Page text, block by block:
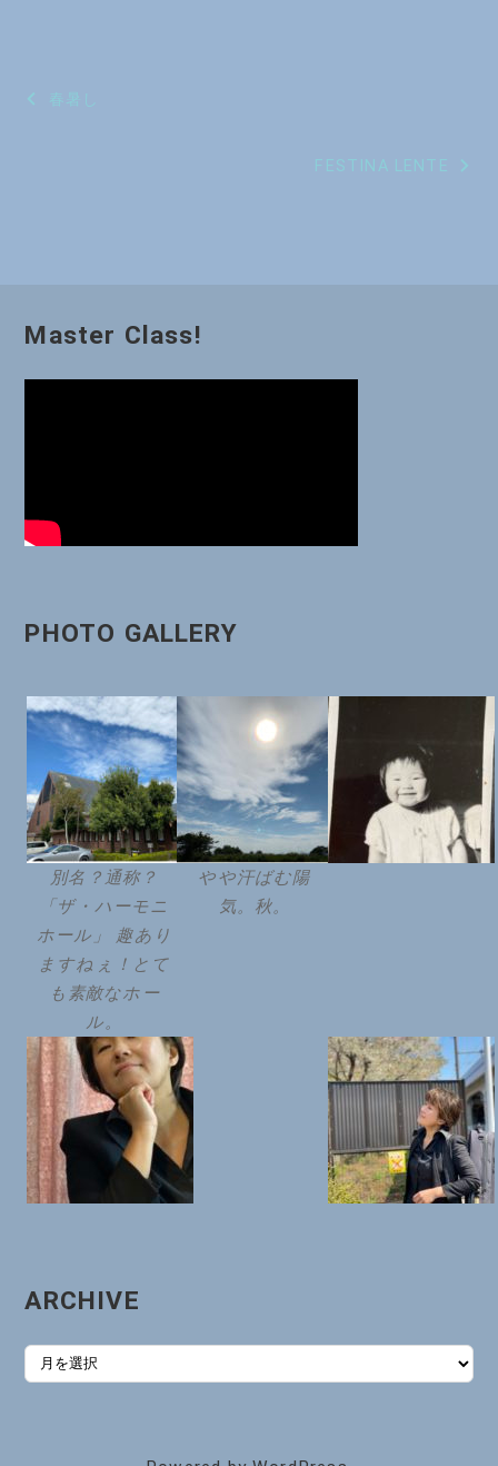
投
春暑し
FESTINA LENTE
Master Class!
PHOTO GALLERY
別名？通称？
「ザ・ハーモニ
ホール」 趣あり
ますねぇ！とて
も素敵なホー
ル。
やや汗ばむ陽
気。秋。
ARCHIVE
ARCHIVE